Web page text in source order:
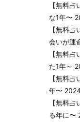
【無料
な1年〜
【無料
会いが運
【無料
た1年～
【無料
年〜
【無料
る年に〜